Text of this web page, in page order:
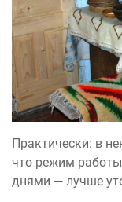
Практически: в
что режим
днями — лучше